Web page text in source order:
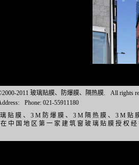
2011 玻璃贴膜、防爆膜、隔热膜.
All rights
Phone: 021-55911180
贴膜、3M防爆膜、3M隔热膜、3M
中国地区第一家建筑窗玻璃贴膜授权